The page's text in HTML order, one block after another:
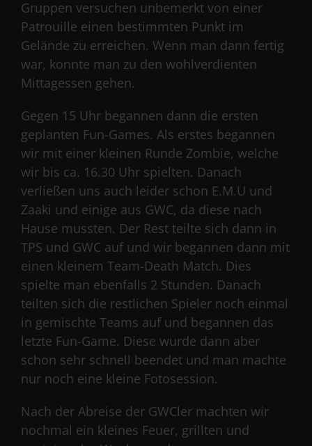
Gruppen versuchen unbemerkt von einer
Patrouille einen bestimmten Punkt im
Gelände zu erreichen. Wenn man dann fertig
war, konnte man zu den wohlverdienten
Mittagessen gehen.
Gegen 15 Uhr begannen dann die ersten
geplanten Fun-Games. Als erstes begannen
wir mit einer kleinen Runde Zombie, welche
wir bis ca. 16.30 Uhr spielten. Danach
verließen uns auch leider schon E.M.U und
Zaaki und einige aus GWC, da diese nach
Hause mussten. Der Rest teilte sich dann in
TPS und GWC auf und wir begannen dann mit
einen kleinem Team-Death Match. Dies
spielte man ebenfalls 2 Stunden. Danach
teilten sich die restlichen Spieler noch einmal
in gemischte Teams auf und begannen das
letzte Fun-Game. Diese wurde dann aber
schon sehr schnell beendet und man machte
nur noch eine kleine Fotosession.
Nach der Abreise der GWCler machten wir
nochmal ein kleines Feuer, grillten und